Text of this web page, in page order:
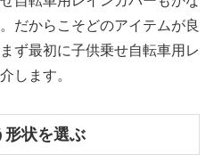
だからこそどのアイテムが良
ず最初に子供乗せ自転車用レ
します。
形状を選ぶ